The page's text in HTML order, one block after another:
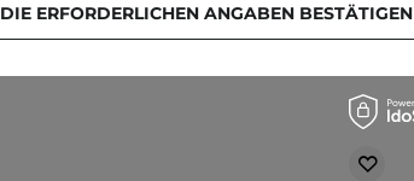
DIE ERFORDERLICHEN ANGABEN BESTÄTIGEN